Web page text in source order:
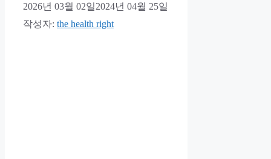
2026년 03월 02일2024년 04월 25일
작성자: the health right